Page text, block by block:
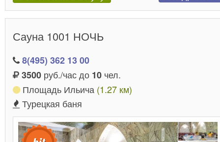
Сауна 1001 НОЧЬ
8(495) 362 13 00
3500 руб./час до 10 чел.
Площадь Ильича (1.27 км)
Турецкая баня